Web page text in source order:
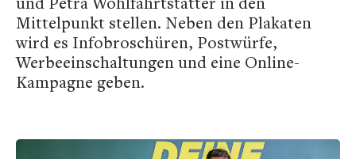
Mittelpunkt stellen. Neben den Plakaten
wird es Infobroschüren, Postwürfe,
Werbeeinschaltungen und eine Online-
Kampagne geben.